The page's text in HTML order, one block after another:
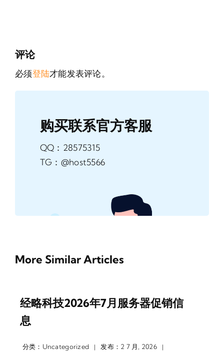
评论
必须登陆才能发表评论。
购买联系官方客服
QQ：28575315
TG：@host5566
More Similar Articles
经略科技2026年7月服务器促销信
息
分类： Uncategorized | 发布：2 7 月, 2026 |